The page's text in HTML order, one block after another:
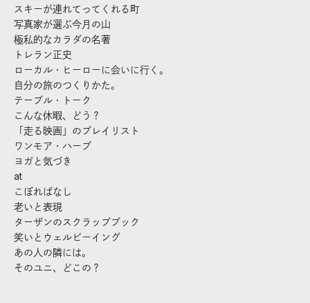
スキーが連れてってくれる町
写真家が選ぶ今月の山
極私的なカラダの名著
トレラン正史
ローカル・ヒーローに会いに行く。
自分の旅のつくりかた。
テーブル・トーク
こんな休暇、どう？
「走る映画」のプレイリスト
ワンモア・ハーブ
ヨガと気づき
at
こぼればなし
老いと表現
ターザンのスクラップブック
笑いとウェルビーイング
あの人の隣には。
そのユニ、どこの？